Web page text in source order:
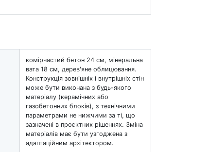
комірчастий бетон 24 см, мінеральна
вата 18 см, дерев'яне облицювання.
Конструкція зовнішніх і внутрішніх стін
може бути виконана з будь-якого
матеріалу (керамічних або
газобетонних блоків), з технічними
параметрами не нижчими за ті, що
зазначені в проєктних рішеннях. Зміна
матеріалів має бути узгоджена з
адаптаційним архітектором.